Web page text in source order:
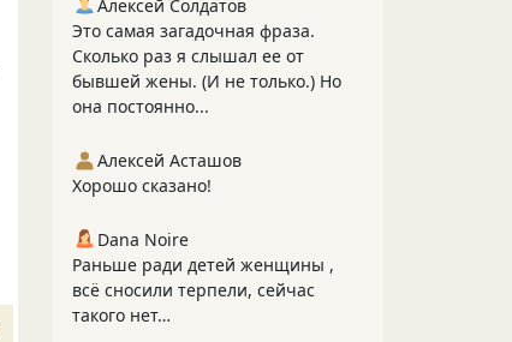
Алексей Солдатов
Это самая загадочная фраза.
Сколько раз я слышал ее от
бывшей жены. (И не только.) Но
она постоянно...
Алексей Асташов
Хорошо сказано!
Dana Noire
Раньше ради детей женщины ,
всё сносили терпели, сейчас
такого нет…